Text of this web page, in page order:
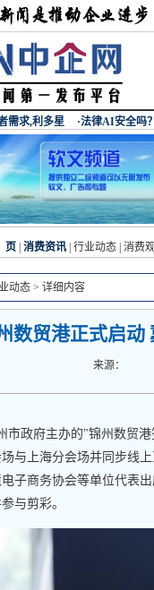
页 消费资讯 行业动态 消费
动态 > 详细内容
数贸港正式启动
来源： 发
市政府主办的"锦州数贸
与上海分会场并同步线
子商务协会等单位代表
与剪彩。